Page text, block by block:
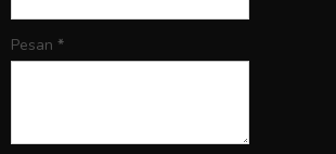
Pesan *